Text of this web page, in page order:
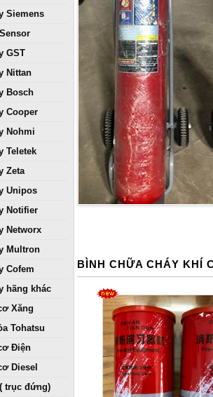
Siemens
GST
Nittan
Bosch
Cooper
Nohmi
Teletek
Zeta
Unipos
Notifier
Networx
Multron
Cofem
hãng khác
Xăng
Tohatsu
Điện
Diesel
trục đứng)
BÌNH CHỮA CHÁY KHÍ